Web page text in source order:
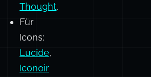
Elements:
Chain
of
Thought
Für